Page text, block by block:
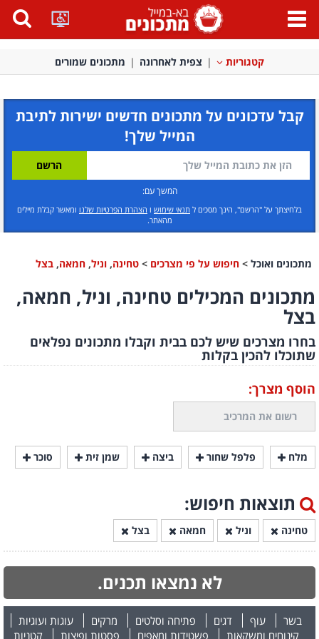
פתח
תפריט
קטגוריות צפית לאחרונה מתכונים שמורים
קבל עדכונים על מתכונים חדשים ישירות לתיבת
המייל שלך!
המשך עם:
בלחיצתך על "הרשם", הינך מסכים ל תנאי שימוש ו הצהרת הפרטיות שלנו ומאשר קבלת מיילים
מהאתר.
מתכונים ואוכל > חיפוש על פי מצרכים > טחינה, וניל, חמאה, בצל
מתכונים המכילים טחינה, וניל, חמאה,
בצל
בחרו מצרכים שיש לכם בבית וקבלו מתכונים נפלאים
שתוכלו להכין בקלות
הוסף מצרך:
מלח פלפל שחור ביצה שמן זית סוכר
תוצאות חיפוש:
טחינה וניל חמאה בצל
לא נמצאו תכנים.
בשר עוף דגים פתיחה וסלטים מרקים
עוגות ועוגיות
קינוחים ומשקאות
פשטידות ומאפים פסטות ופיצות קטניות